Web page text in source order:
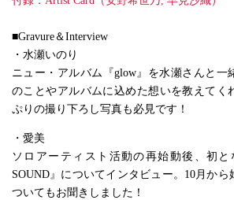
■Gravure＆Interview
・水瀬いのり
ニュー・アルバム『glow』を水瀬さんと一
のことやアルバムに込めた想いを教えてく
ぷりの撮り下ろし写真も必見です！
・愛美
ソロアーティスト活動の再始動後、初
SOUND』についてインタビュー。10月か
ついてもお聞きしました！